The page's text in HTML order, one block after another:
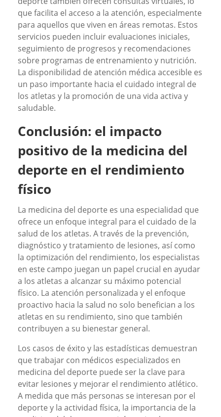
que facilita el acceso a la atención, especialmente
para aquellos que viven en áreas remotas. Estos
servicios pueden incluir evaluaciones iniciales,
seguimiento de progresos y recomendaciones
sobre programas de entrenamiento y nutrición.
La disponibilidad de atención médica accesible es
un paso importante hacia el cuidado integral de
los atletas y la promoción de una vida activa y
saludable.
Conclusión: el impacto
positivo de la medicina del
deporte en el rendimiento
físico
La medicina del deporte es una especialidad que
ofrece un enfoque integral para el cuidado de la
salud de los atletas. A través de la prevención,
diagnóstico y tratamiento de lesiones, así como
la optimización del rendimiento, los especialistas
en este campo juegan un papel crucial en ayudar
a los atletas a alcanzar su máximo potencial
físico. La atención personalizada y el enfoque
proactivo hacia la salud no solo benefician a los
atletas en su rendimiento, sino que también
contribuyen a su bienestar general.
Los casos de éxito y las estadísticas demuestran
que trabajar con médicos especializados en
medicina del deporte puede ser la clave para
evitar lesiones y mejorar el rendimiento atlético.
A medida que más personas se interesan por el
deporte y la actividad física, la importancia de la